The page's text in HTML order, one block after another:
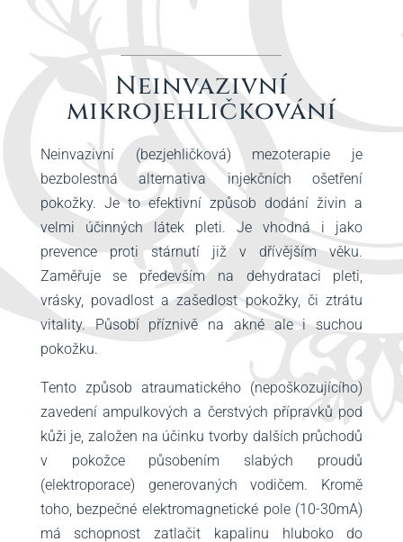
Neinvazivní
mikrojehličkování
Neinvazivní (bezjehličková) mezoterapie je
bezbolestná alternativa injekčních ošetření
pokožky. Je to efektivní způsob dodání živin a
velmi účinných látek pleti. Je vhodná i jako
prevence proti stárnutí již v dřívějším věku.
Zaměřuje se především na dehydrataci pleti,
vrásky, povadlost a zašedlost pokožky, či ztrátu
vitality. Působí příznivě na akné ale i suchou
pokožku.
Tento způsob atraumatického (nepoškozujícího)
zavedení ampulkových a čerstvých přípravků pod
kůži je, založen na účinku tvorby dalších průchodů
v pokožce působením slabých proudů
(elektroporace) generovaných vodičem. Kromě
toho, bezpečné elektromagnetické pole (10-30mA)
má schopnost zatlačit kapalinu hluboko do